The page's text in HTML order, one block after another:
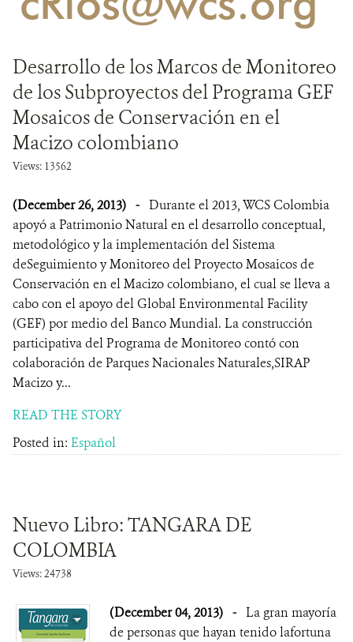
WCS VISUAL
PARTNERS AND PARTNERSHIPS
GRIEVANCE REDRESS MECHANISM
DONATE
Desarrollo de los Marcos de Monitoreo
de los Subproyectos del Programa GEF
Mosaicos de Conservación en el
Macizo colombiano
Views: 13562
(December 26, 2013) - Durante el 2013, WCS Colombia
apoyó a Patrimonio Natural en el desarrollo conceptual,
metodológico y la implementación del Sistema
deSeguimiento y Monitoreo del Proyecto Mosaicos de
Conservación en el Macizo colombiano, el cual se lleva a
cabo con el apoyo del Global Environmental Facility
(GEF) por medio del Banco Mundial. La construcción
participativa del Programa de Monitoreo contó con
colaboración de Parques Nacionales Naturales,SIRAP
Macizo y...
READ THE STORY
Posted in: Español
Nuevo Libro: TANGARA DE
COLOMBIA
Views: 24738
(December 04, 2013) - La gran mayoría
de personas que hayan tenido lafortuna